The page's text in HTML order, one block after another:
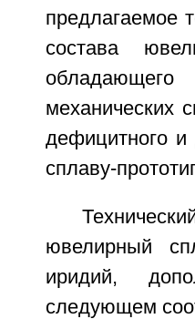
предлагаемое
состава
механических
дефицитного и
сплаву-
ювелирный
иридий,
следующем